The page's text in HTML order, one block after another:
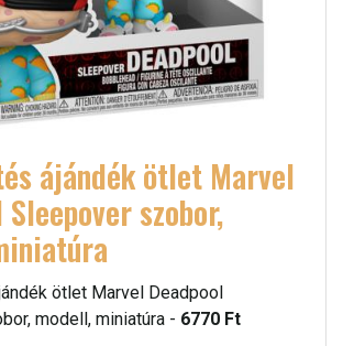
ájándék ötlet Marvel
Sleepover szobor,
ötlet Marvel Deadpool
modell, miniatúra - 6770 Ft